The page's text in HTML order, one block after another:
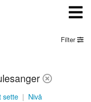
Filter
sette | Nivå